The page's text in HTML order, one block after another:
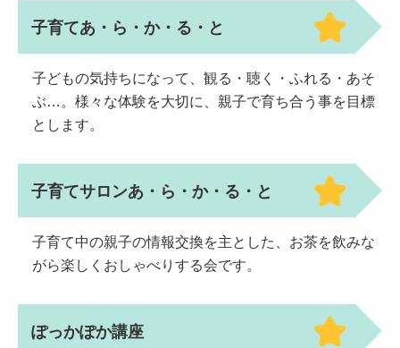
子育てあ・ら・か・る・と
子どもの気持ちになって、観る・聴く・ふれる・あそ
ぶ…。様々な体験を大切に、親子で育ち合う事を目標
とします。
子育てサロンあ・ら・か・る・と
子育て中の親子の情報交換を主とした、お茶を飲みな
がら楽しくおしゃべりする会です。
ぽっかぽか講座